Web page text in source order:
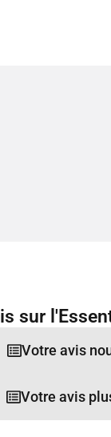
sur
Votre avis
Votre avis